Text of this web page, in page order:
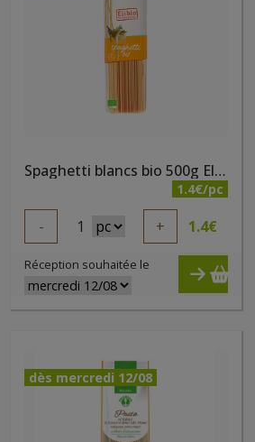
Spaghetti blancs bio 500g Elibio
1.4€/pc
- 1 + 1.4€
Réception souhaitée le
dès mercredi 12/08